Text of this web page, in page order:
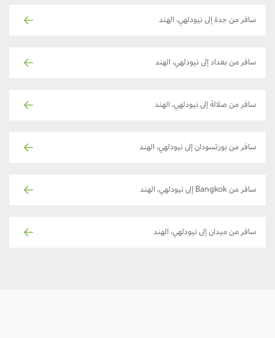
سافر من جدة إلى نيودلهي، الهند
سافر من بغداد إلى نيودلهي، الهند
سافر من صلالة إلى نيودلهي، الهند
سافر من بورتسودان إلى نيودلهي، الهند
سافر من Bangkok إلى نيودلهي، الهند
سافر من ميدان إلى نيودلهي، الهند